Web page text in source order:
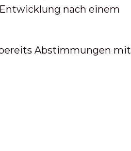
nach einem
Abstimmungen mit